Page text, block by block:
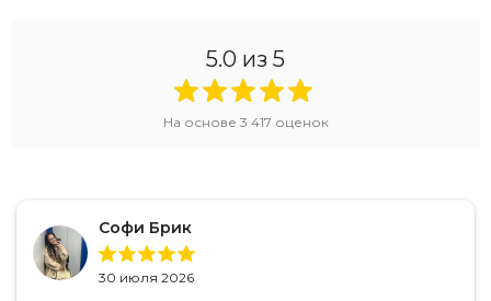
5.0 из 5
На основе 3 417 оценок
Софи Брик
30 июля 2026